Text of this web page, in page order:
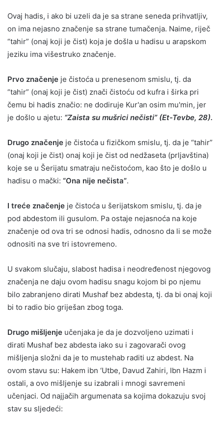
Ovaj hadis, i ako bi uzeli da je sa strane seneda prihvatljiv,
on ima nejasno značenje sa strane tumačenja. Naime, riječ
“tahir” (onaj koji je čist) koja je došla u hadisu u arapskom
jeziku ima višestruko značenje.
Prvo značenje je čistoća u prenesenom smislu, tj. da
“tahir” (onaj koji je čist) znači čistoću od kufra i širka pri
čemu bi hadis značio: ne dodiruje Kur'an osim mu'min, jer
je došlo u ajetu: “Zaista su mušrici nečisti” (Et-Tevbe, 28).
Drugo značenje je čistoća u fizičkom smislu, tj. da je “tahir”
(onaj koji je čist) onaj koji je čist od nedžaseta (prljavština)
koje se u Šerijatu smatraju nečistoćom, kao što je došlo u
hadisu o mački: “Ona nije nečista”.
I treće značenje je čistoća u šerijatskom smislu, tj. da je
pod abdestom ili gusulom. Pa ostaje nejasnoća na koje
značenje od ova tri se odnosi hadis, odnosno da li se može
odnositi na sve tri istovremeno.
U svakom slučaju, slabost hadisa i neodređenost njegovog
značenja ne daju ovom hadisu snagu kojom bi po njemu
bilo zabranjeno dirati Mushaf bez abdesta, tj. da bi onaj koji
bi to radio bio griješan zbog toga.
Drugo mišljenje učenjaka je da je dozvoljeno uzimati i
dirati Mushaf bez abdesta iako su i zagovarači ovog
mišljenja složni da je to mustehab raditi uz abdest. Na
ovom stavu su: Hakem ibn ‘Utbe, Davud Zahiri, Ibn Hazm i
ostali, a ovo mišljenje su izabrali i mnogi savremeni
učenjaci. Od najjačih argumenata sa kojima dokazuju svoj
stav su sljedeći: